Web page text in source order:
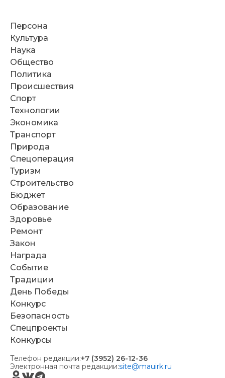
Персона
Культура
Наука
Общество
Политика
Происшествия
Спорт
Технологии
Экономика
Транспорт
Природа
Спецоперация
Туризм
Строительство
Бюджет
Образование
Здоровье
Ремонт
Закон
Награда
Событие
Традиции
День Победы
Конкурс
Безопасность
Спецпроекты
Конкурсы
Телефон редакции:+7 (3952) 26-12-36
Электронная почта редакции:site@mauirk.ru